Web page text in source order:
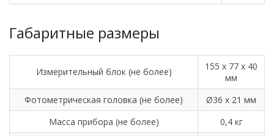
Габаритные размеры
Измерительный блок (не более)
155 х 77 х 40
мм
Фотометрическая головка (не более)
Ø36 х 21 мм
Масса прибора (не более)
0,4 кг